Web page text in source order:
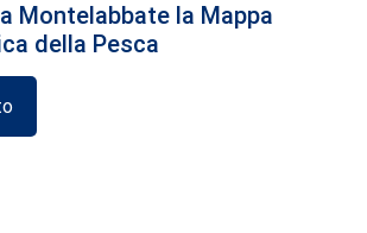
Montelabbate la Mappa
della Pesca